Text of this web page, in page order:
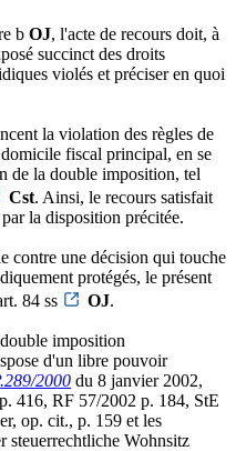
b OJ, l'acte de recours doit, à
succinct des droits
violés et préciser en quoi
la violation des règles de
fiscal principal, en se
de la double imposition, tel
Cst. Ainsi, le recours satisfait
la disposition précitée.
contre une décision qui touche
protégés, le présent
84 ss
OJ.
imposition
d'un libre pouvoir
2000 du 8 janvier 2002,
416, RF 57/2002 p. 184, StE
op. cit., p. 159 et les
steuerrechtliche Wohnsitz